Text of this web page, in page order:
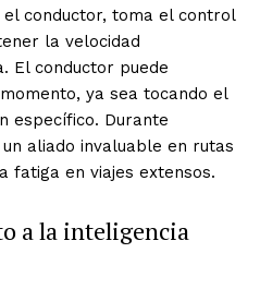
conductor, toma el control
la velocidad
El conductor puede
ya sea tocando el
específico. Durante
aliado invaluable en rutas
fatiga en viajes extensos.
a la inteligencia